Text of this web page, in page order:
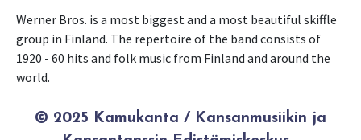
Werner Bros. is a most biggest and a most beautiful skiffle
group in Finland. The repertoire of the band consists of
1920 - 60 hits and folk music from Finland and around the
world.
© 2025 Kamukanta / Kansanmusiikin ja